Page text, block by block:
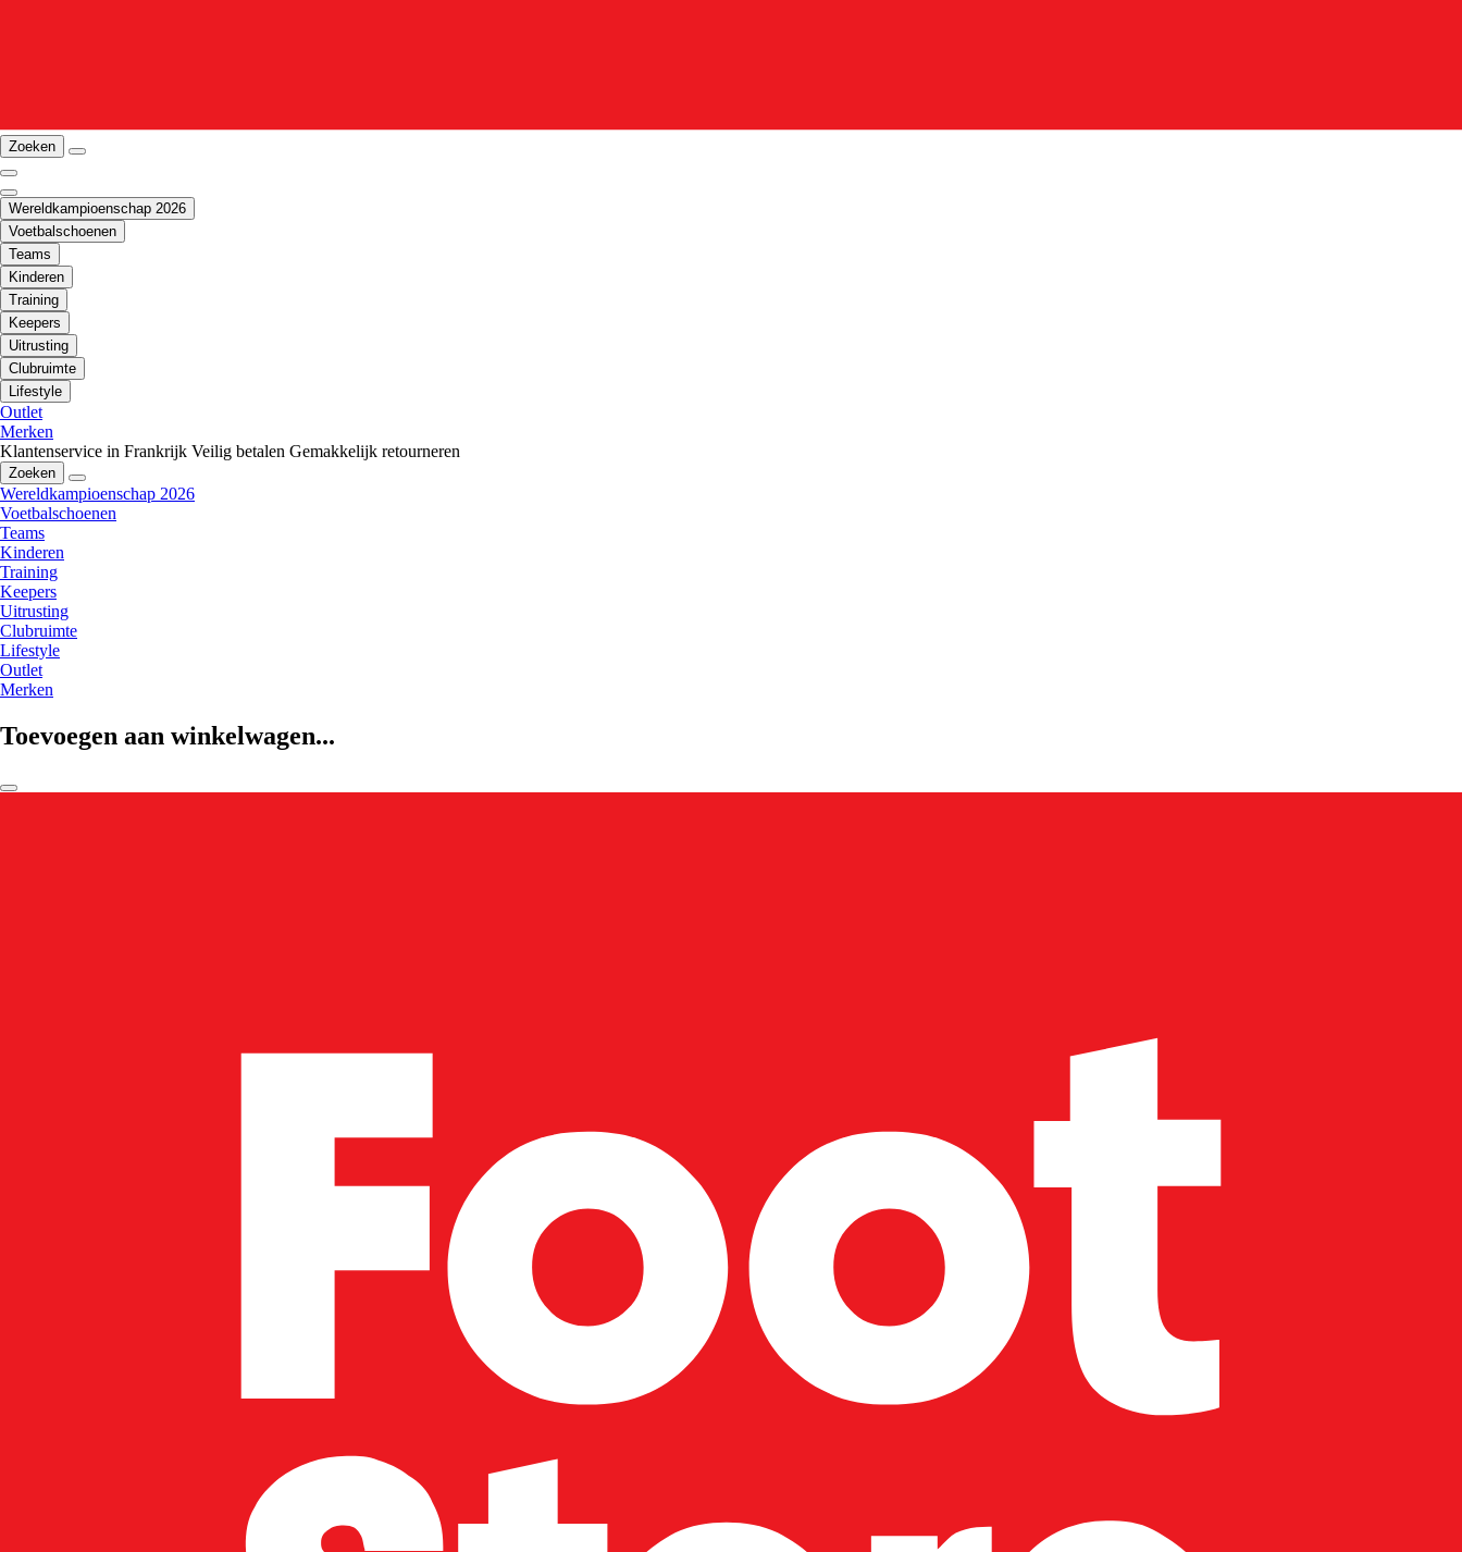
Zoeken
Wereldkampioenschap 2026
Voetbalschoenen
Teams
Kinderen
Training
Keepers
Uitrusting
Clubruimte
Lifestyle
Outlet
Merken
Klantenservice in Frankrijk Veilig betalen Gemakkelijk retourneren
Zoeken
Wereldkampioenschap 2026
Voetbalschoenen
Teams
Kinderen
Training
Keepers
Uitrusting
Clubruimte
Lifestyle
Outlet
Merken
Toevoegen aan winkelwagen...